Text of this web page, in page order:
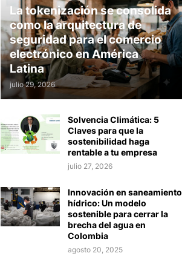
La tokenización se consolida
como la arquitectura de
seguridad para el comercio
electrónico en América
Latina
julio 29, 2026
Solvencia Climática: 5
Claves para que la
sostenibilidad haga
rentable a tu empresa
julio 27, 2026
Innovación en saneamiento
hídrico: Un modelo
sostenible para cerrar la
brecha del agua en
Colombia
agosto 20, 2025